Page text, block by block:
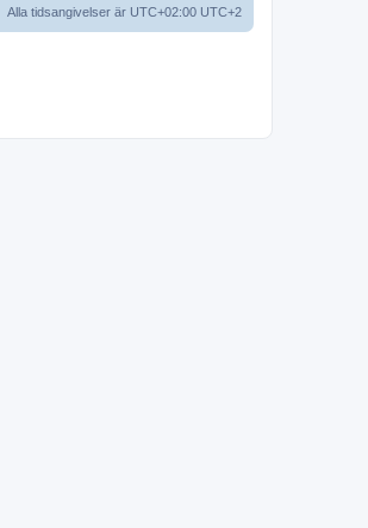
Alla tidsangivelser är UTC+02:00 UTC+2